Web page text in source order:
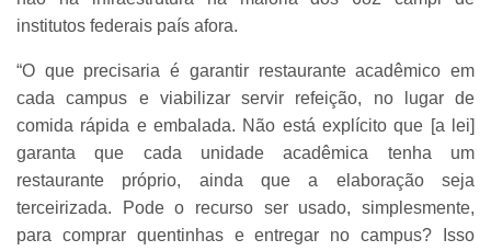
institutos federais país afora.
“O que precisaria é garantir restaurante acadêmico em
cada campus e viabilizar servir refeição, no lugar de
comida rápida e embalada. Não está explícito que [a lei]
garanta que cada unidade acadêmica tenha um
restaurante próprio, ainda que a elaboração seja
terceirizada. Pode o recurso ser usado, simplesmente,
para comprar quentinhas e entregar no campus? Isso